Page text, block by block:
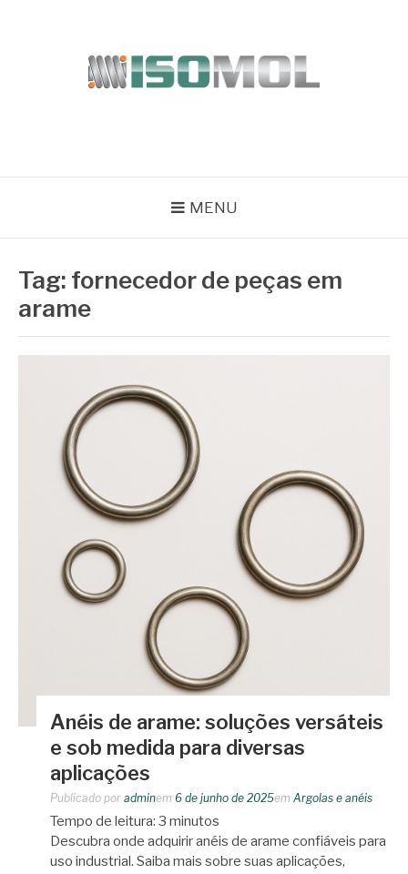
MENU
Tag: fornecedor de peças em
arame
Anéis de arame: soluções versáteis
e sob medida para diversas
aplicações
Publicado por adminem 6 de junho de 2025em Argolas e anéis
Tempo de leitura: 3 minutos
Descubra onde adquirir anéis de arame confiáveis para
uso industrial. Saiba mais sobre suas aplicações,